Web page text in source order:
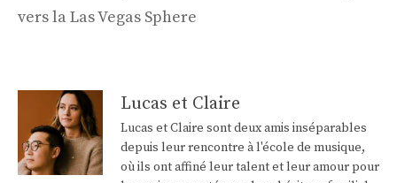
vers la Las Vegas Sphere
Lucas et Claire
Lucas et Claire sont deux amis inséparables
depuis leur rencontre à l'école de musique,
où ils ont affiné leur talent et leur amour pour